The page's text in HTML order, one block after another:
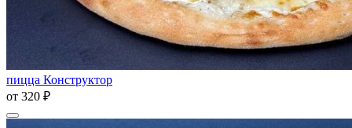
пицца Конструктор
от 320 ₽